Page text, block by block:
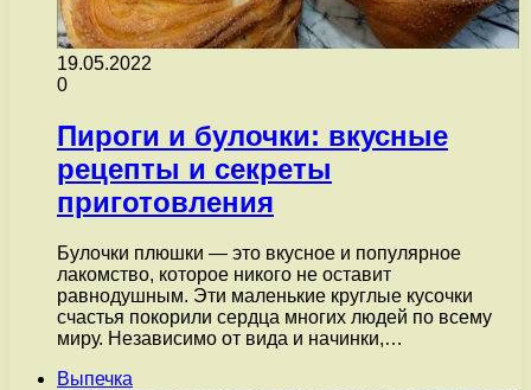
19.05.2022
0
Пироги и булочки: вкусные
рецепты и секреты
приготовления
Булочки плюшки — это вкусное и популярное
лакомство, которое никого не оставит
равнодушным. Эти маленькие круглые кусочки
счастья покорили сердца многих людей по всему
миру. Независимо от вида и начинки,…
Выпечка